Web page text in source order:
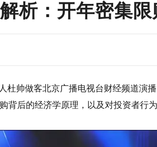
析：开年密集
杜帅做客北京广播电视台财经频道演
背后的经济学原理，以及对投资者行